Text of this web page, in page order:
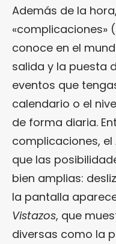
Además de la
«complicaciones»
conoce en el
salida y la puesta
eventos que
calendario o el
de forma diaria.
complicaciones, el
que las
bien amplias:
la pantalla
Vistazos, que
diversas como la